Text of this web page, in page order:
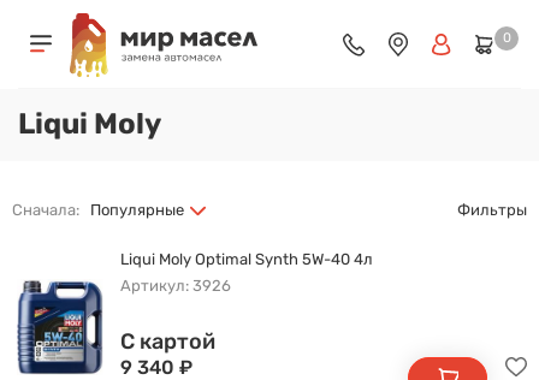
0
Liqui Moly
Сначала: Популярные Фильтры
Liqui Moly Optimal Synth 5W-40 4л
Артикул: 3926
С картой
9 340 ₽